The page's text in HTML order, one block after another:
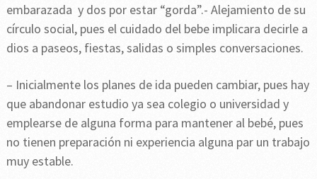
embarazada y dos por estar “gorda”.- Alejamiento de su
círculo social, pues el cuidado del bebe implicara decirle a
dios a paseos, fiestas, salidas o simples conversaciones.
– Inicialmente los planes de ida pueden cambiar, pues hay
que abandonar estudio ya sea colegio o universidad y
emplearse de alguna forma para mantener al bebé, pues
no tienen preparación ni experiencia alguna par un trabajo
muy estable.